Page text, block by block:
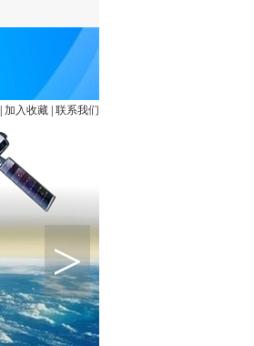
加入收藏| 联系我们
>